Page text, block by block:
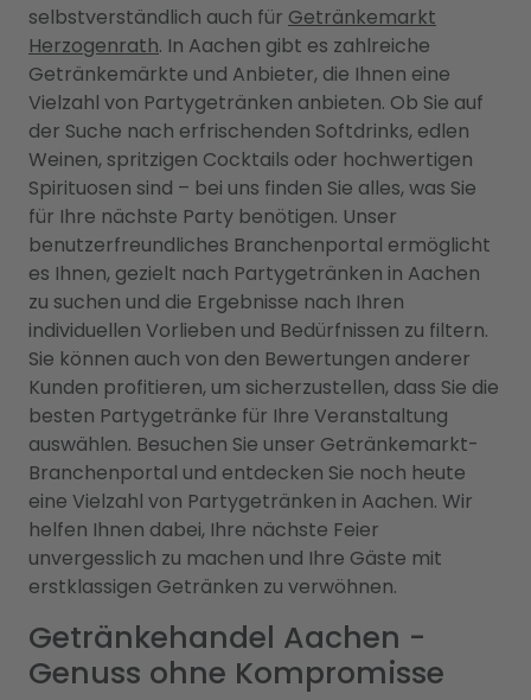
selbstverständlich auch für Getränkemarkt
Herzogenrath. In Aachen gibt es zahlreiche
Getränkemärkte und Anbieter, die Ihnen eine
Vielzahl von Partygetränken anbieten. Ob Sie auf
der Suche nach erfrischenden Softdrinks, edlen
Weinen, spritzigen Cocktails oder hochwertigen
Spirituosen sind – bei uns finden Sie alles, was Sie
für Ihre nächste Party benötigen. Unser
benutzerfreundliches Branchenportal ermöglicht
es Ihnen, gezielt nach Partygetränken in Aachen
zu suchen und die Ergebnisse nach Ihren
individuellen Vorlieben und Bedürfnissen zu filtern.
Sie können auch von den Bewertungen anderer
Kunden profitieren, um sicherzustellen, dass Sie die
besten Partygetränke für Ihre Veranstaltung
auswählen. Besuchen Sie unser Getränkemarkt-
Branchenportal und entdecken Sie noch heute
eine Vielzahl von Partygetränken in Aachen. Wir
helfen Ihnen dabei, Ihre nächste Feier
unvergesslich zu machen und Ihre Gäste mit
erstklassigen Getränken zu verwöhnen.
Getränkehandel Aachen -
Genuss ohne Kompromisse